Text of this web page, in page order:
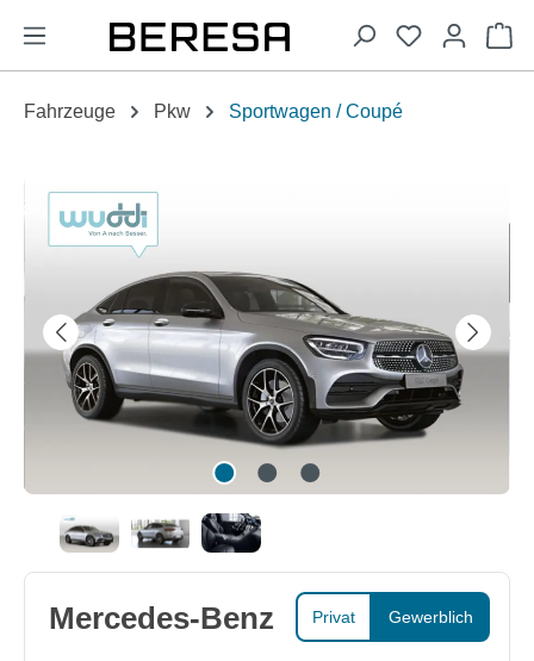
springen
Fahrzeuge Pkw Sportwagen / Coupé
Bildergalerie überspringen
Privat Gewerblich
Mercedes-Benz